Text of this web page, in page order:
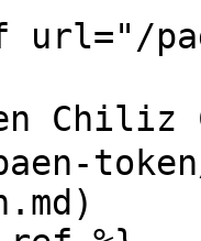
Chiliz